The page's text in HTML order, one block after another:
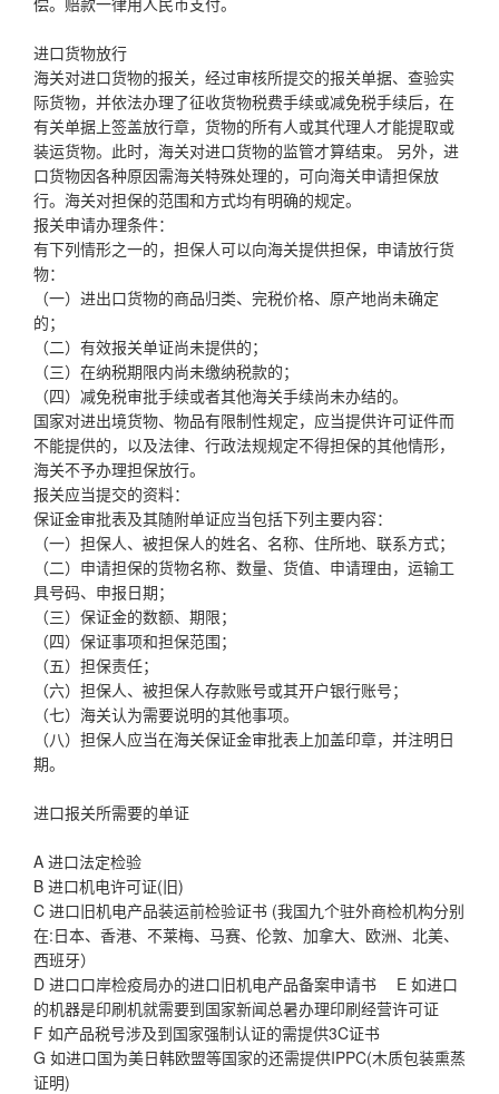
进口货物放行
海关对进口货物的报关，经过审核所提交的报关单据、查验实
际货物，并依法办理了征收货物税费手续或减免税手续后，在
有关单据上签盖放行章，货物的所有人或其代理人才能提取或
装运货物。此时，海关对进口货物的监管才算结束。 另外，进
口货物因各种原因需海关特殊处理的，可向海关申请担保放
行。海关对担保的范围和方式均有明确的规定。
报关申请办理条件：
有下列情形之一的，担保人可以向海关提供担保，申请放行货
物：
（一）进出口货物的商品归类、完税价格、原产地尚未确定
的；
（二）有效报关单证尚未提供的；
（三）在纳税期限内尚未缴纳税款的；
（四）减免税审批手续或者其他海关手续尚未办结的。
国家对进出境货物、物品有限制性规定，应当提供许可证件而
不能提供的，以及法律、行政法规规定不得担保的其他情形，
海关不予办理担保放行。
报关应当提交的资料：
保证金审批表及其随附单证应当包括下列主要内容：
（一）担保人、被担保人的姓名、名称、住所地、联系方式；
（二）申请担保的货物名称、数量、货值、申请理由，运输工
具号码、申报日期；
（三）保证金的数额、期限；
（四）保证事项和担保范围；
（五）担保责任；
（六）担保人、被担保人存款账号或其开户银行账号；
（七）海关认为需要说明的其他事项。
（八）担保人应当在海关保证金审批表上加盖印章，并注明日
期。
进口报关所需要的单证
A 进口法定检验
B 进口机电许可证(旧)
C 进口旧机电产品装运前检验证书 (我国九个驻外商检机构分别
在:日本、香港、不莱梅、马赛、伦敦、加拿大、欧洲、北美、
西班牙）
D 进口口岸检疫局办的进口旧机电产品备案申请书 E 如进口
的机器是印刷机就需要到国家新闻总暑办理印刷经营许可证
F 如产品税号涉及到国家强制认证的需提供3C证书
G 如进口国为美日韩欧盟等国家的还需提供IPPC(木质包装熏蒸
证明)